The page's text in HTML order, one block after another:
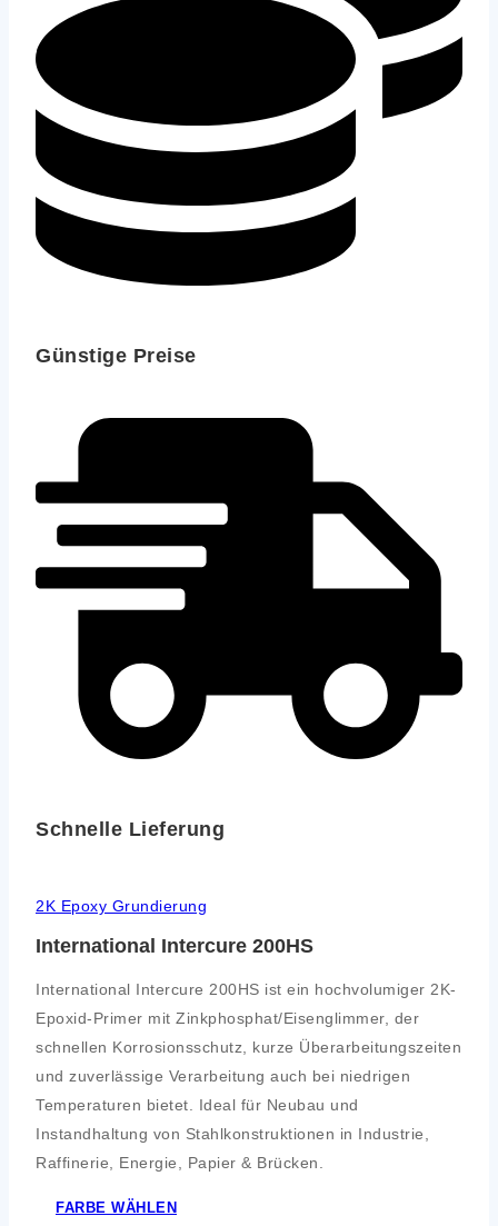
Günstige Preise
Schnelle Lieferung
2K Epoxy Grundierung
International Intercure 200HS
International Intercure 200HS ist ein hochvolumiger 2K-
Epoxid-Primer mit Zinkphosphat/Eisenglimmer, der
schnellen Korrosionsschutz, kurze Überarbeitungszeiten
und zuverlässige Verarbeitung auch bei niedrigen
Temperaturen bietet. Ideal für Neubau und
Instandhaltung von Stahlkonstruktionen in Industrie,
Raffinerie, Energie, Papier & Brücken.
FARBE WÄHLEN